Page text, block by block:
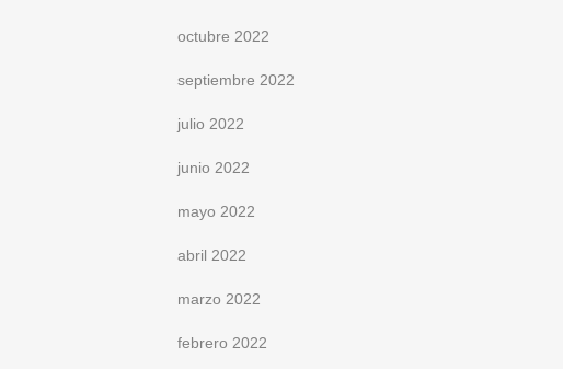
octubre 2022
septiembre 2022
julio 2022
junio 2022
mayo 2022
abril 2022
marzo 2022
febrero 2022